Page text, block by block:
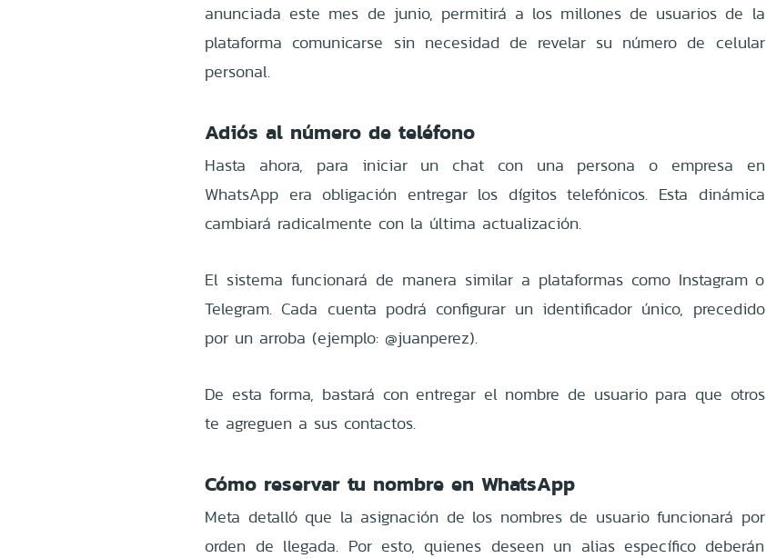
anunciada este mes de junio, permitirá a los millones de usuarios de la
plataforma comunicarse sin necesidad de revelar su número de celular
personal.
Adiós al número de teléfono
Hasta ahora, para iniciar un chat con una persona o empresa en
WhatsApp era obligación entregar los dígitos telefónicos. Esta dinámica
cambiará radicalmente con la última actualización.
El sistema funcionará de manera similar a plataformas como Instagram o
Telegram. Cada cuenta podrá configurar un identificador único, precedido
por un arroba (ejemplo: @juanperez).
De esta forma, bastará con entregar el nombre de usuario para que otros
te agreguen a sus contactos.
Cómo reservar tu nombre en WhatsApp
Meta detalló que la asignación de los nombres de usuario funcionará por
orden de llegada. Por esto, quienes deseen un alias específico deberán